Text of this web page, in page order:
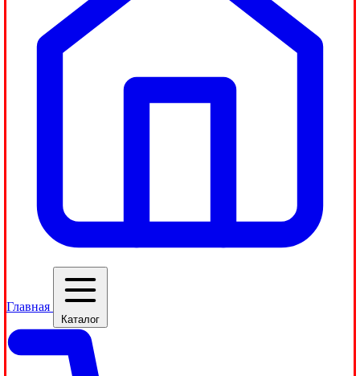
Главная
Каталог